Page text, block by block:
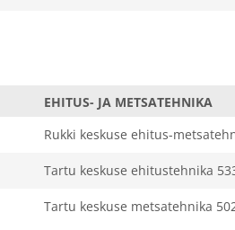
EHITUS- JA METSATEHNIKA
Rukki keskuse ehitus-
Tartu keskuse ehitustehnika
Tartu keskuse metsatehnika